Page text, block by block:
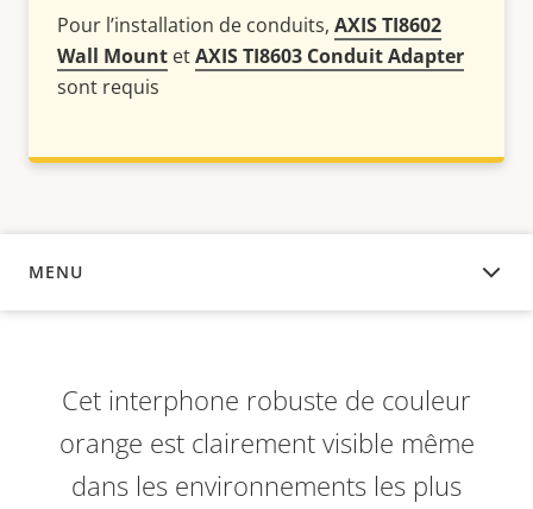
Pour l’installation de conduits, AXIS TI8602
Wall Mount etAXIS TI8603 Conduit Adapter
sont requis
MENU
APERÇU
Cet interphone robuste de couleur
orange est clairement visible même
dans les environnements les plus